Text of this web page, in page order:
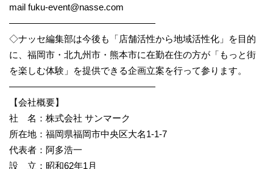
mail fuku-event@nasse.com
————————————————
◇ナッセ編集部は今後も「店舗活性から地域活性化」を目的
に、福岡市・北九州市・熊本市に在勤在住の方が「もっと街
を楽しむ体験」を提供できる企画立案を行って参ります。
————————————————
【会社概要】
社 名：株式会社 サンマーク
所在地：福岡県福岡市中央区大名1-1-7
代表者：阿多浩一
設 立：昭和62年1月